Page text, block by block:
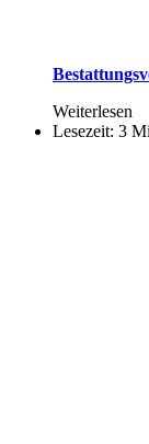
Weiterlesen
Lesezeit: 3